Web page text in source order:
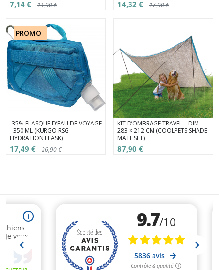
7,14 € 11,90 € 14,32 € 17,90 €
PROMO !
-35% FLASQUE D’EAU DE VOYAGE
- 350 ML (KURGO RSG
HYDRATION FLASK)
17,49 € 26,90 €
KIT D’OMBRAGE TRAVEL – DIM.
283 × 212 CM (COOLPETS SHADE
MATE SET)
87,90 €